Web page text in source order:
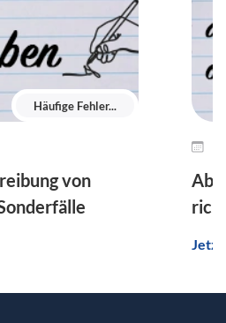
Häufige Fehler...
von
Ab